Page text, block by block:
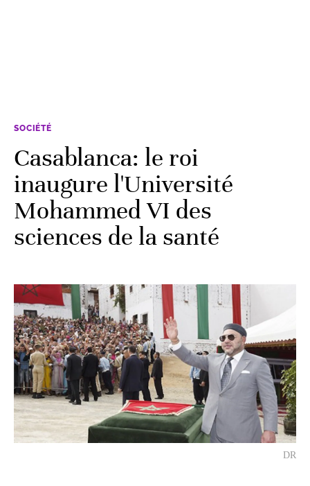
SOCIÉTÉ
Casablanca: le roi
inaugure l'Université
Mohammed VI des
sciences de la santé
DR